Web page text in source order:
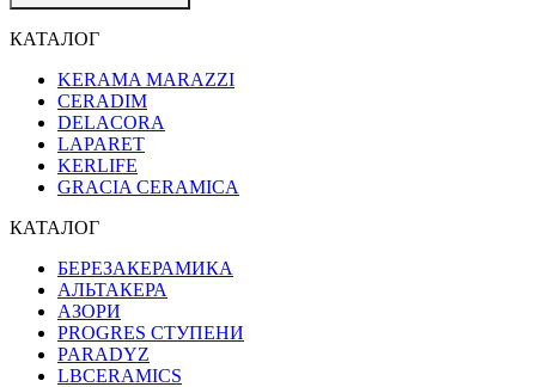
КАТАЛОГ
KERAMA MARAZZI
CERADIM
DELACORA
LAPARET
KERLIFE
GRACIA CERAMICA
КАТАЛОГ
БЕРЕЗАКЕРАМИКА
АЛЬТАКЕРА
АЗОРИ
PROGRES СТУПЕНИ
PARADYZ
LBCERAMICS